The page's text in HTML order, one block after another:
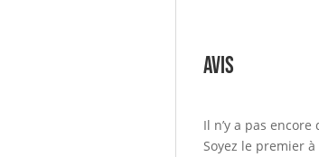
Avis
Il n’y a pas encore
Soyez le premier à